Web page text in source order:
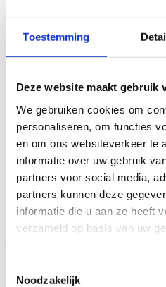
Toestemming
Deze website maakt gebruik
We gebruiken cookies om
personaliseren, om functies
en om ons websiteverkeer te
informatie over uw gebruik
partners voor social media,
partners kunnen deze
informatie die u aan ze heeft
verzameld op basis van uw
Noodzakelijk
maken. Kortom, bij ons
wat sportplezier.